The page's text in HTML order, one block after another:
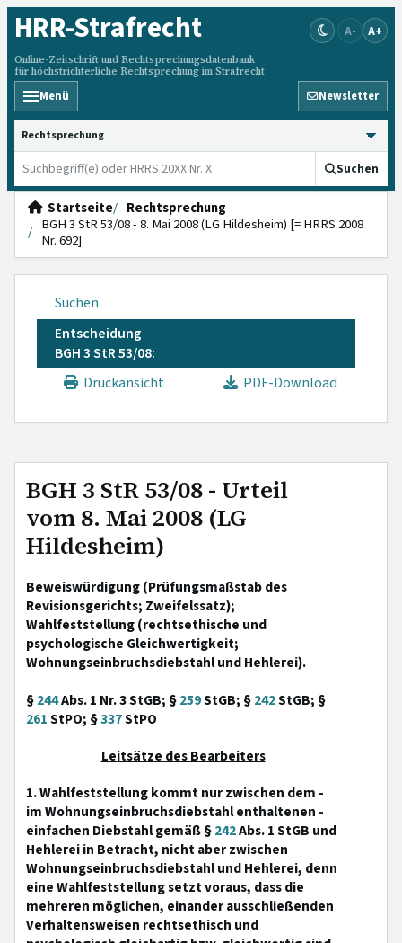
HRR-Strafrecht
Online-Zeitschrift und Rechtsprechungsdatenbank
für höchstrichterliche Rechtsprechung im Strafrecht
A- A+
Menü Newsletter
HRRS durchsuchen
Suchen
Startseite
Rechtsprechung
BGH 3 StR 53/08 - 8. Mai 2008 (LG Hildesheim) [= HRRS 2008
Nr. 692]
Suchen
Entscheidung
BGH 3 StR 53/08:
Druckansicht
PDF-Download
BGH 3 StR 53/08 - Urteil
vom 8. Mai 2008 (LG
Hildesheim)
Beweiswürdigung (Prüfungsmaßstab des
Revisionsgerichts; Zweifelssatz);
Wahlfeststellung (rechtsethische und
psychologische Gleichwertigkeit;
Wohnungseinbruchsdiebstahl und Hehlerei).
§244Abs. 1 Nr. 3 StGB; §259StGB; §242StGB; §
261StPO; §337StPO
Leitsätze des Bearbeiters
1. Wahlfeststellung kommt nur zwischen dem -
im Wohnungseinbruchsdiebstahl enthaltenen -
einfachen Diebstahl gemäß §242Abs. 1 StGB und
Hehlerei in Betracht, nicht aber zwischen
Wohnungseinbruchsdiebstahl und Hehlerei, denn
eine Wahlfeststellung setzt voraus, dass die
mehreren möglichen, einander ausschließenden
Verhaltensweisen rechtsethisch und